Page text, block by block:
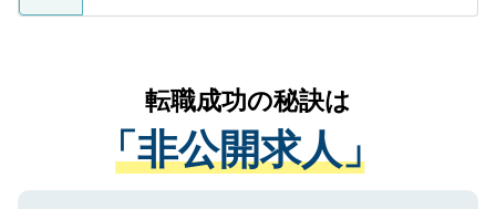
ているすべての個人データはご本人の許可
は、個人情報の取り扱いについての厳密な
管理基準を満たした事業者のみに付与され
る、プライバシーマークを取得済みです。
ご登録いただいた個人情報は、SSL（デー
かがいして、現在の医療機関の状況や紹介
経験をまじえながら、適切なアドバイスを
させていただきます。すぐにご転職をされ
ない方には、長期的なサポートが可能です
ので、まずはご登録ください。
転職成功の秘訣は
「非公開求人」